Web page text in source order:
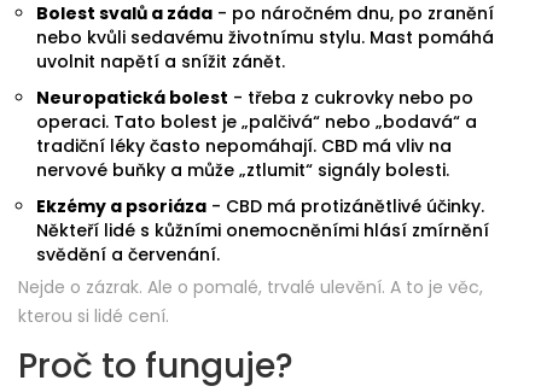
Bolest svalů a záda - po náročném dnu, po zranění
nebo kvůli sedavému životnímu stylu. Mast pomáhá
uvolnit napětí a snížit zánět.
Neuropatická bolest - třeba z cukrovky nebo po
operaci. Tato bolest je „palčivá“ nebo „bodavá“ a
tradiční léky často nepomáhají. CBD má vliv na
nervové buňky a může „ztlumit“ signály bolesti.
Ekzémy a psoriáza - CBD má protizánětlivé účinky.
Někteří lidé s kůžními onemocněními hlásí zmírnění
svědění a červenání.
Nejde o zázrak. Ale o pomalé, trvalé ulevění. A to je věc,
kterou si lidé cení.
Proč to funguje?